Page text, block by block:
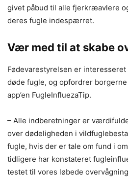
givet påbud til alle fjerkræavlere
deres fugle indespærret.
Vær med til at skabe
Fødevarestyrelsen er
døde fugle, og opfordrer
app’en FugleInfluezaTip.
– Alle indberetninger er
over dødeligheden i
fugle, hvis der er tale om fund i
tidligere har konstateret
testet til vores løbede